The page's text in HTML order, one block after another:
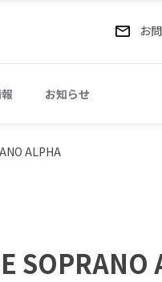
お
お知らせ
ALPHA
SOPRANO